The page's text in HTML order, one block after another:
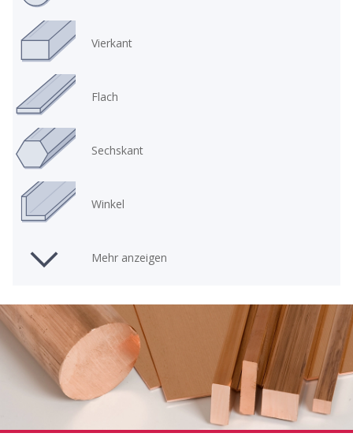
Vierkant
Flach
Sechskant
Winkel
Mehr anzeigen